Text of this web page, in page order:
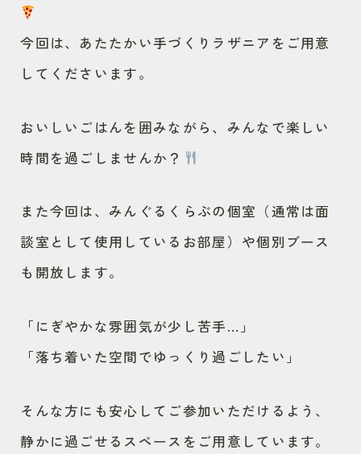
今回は、あたたかい手づくりラザニアをご用意
してくださいます。
おいしいごはんを囲みながら、みんなで楽しい
時間を過ごしませんか？
また今回は、みんぐるくらぶの個室（通常は面
談室として使用しているお部屋）や個別ブース
も開放します。
「にぎやかな雰囲気が少し苦手…」
「落ち着いた空間でゆっくり過ごしたい」
そんな方にも安心してご参加いただけるよう、
静かに過ごせるスペースをご用意しています。